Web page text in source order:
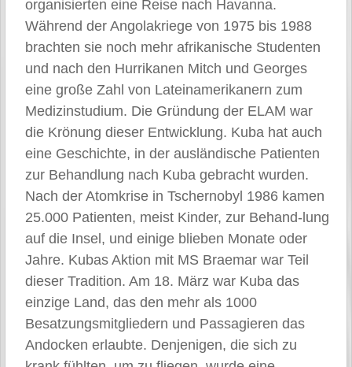
organisierten eine Reise nach Havanna.
Während der Angolakriege von 1975 bis 1988
brachten sie noch mehr afrikanische Studenten
und nach den Hurrikanen Mitch und Georges
eine große Zahl von Lateinamerikanern zum
Medizinstudium. Die Gründung der ELAM war
die Krönung dieser Entwicklung. Kuba hat auch
eine Geschichte, in der ausländische Patienten
zur Behandlung nach Kuba gebracht wurden.
Nach der Atomkrise in Tschernobyl 1986 kamen
25.000 Patienten, meist Kinder, zur Behand-lung
auf die Insel, und einige blieben Monate oder
Jahre. Kubas Aktion mit MS Braemar war Teil
dieser Tradition. Am 18. März war Kuba das
einzige Land, das den mehr als 1000
Besatzungsmitgliedern und Passagieren das
Andocken erlaubte. Denjenigen, die sich zu